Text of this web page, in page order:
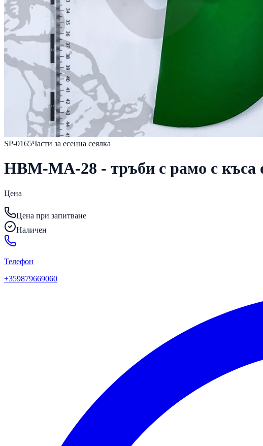
SP-0165Части за есенна сеялка
HBM-MA-28 - тръби с рамо с къса
Цена
Цена при запитване
Наличен
Телефон
+359879669060